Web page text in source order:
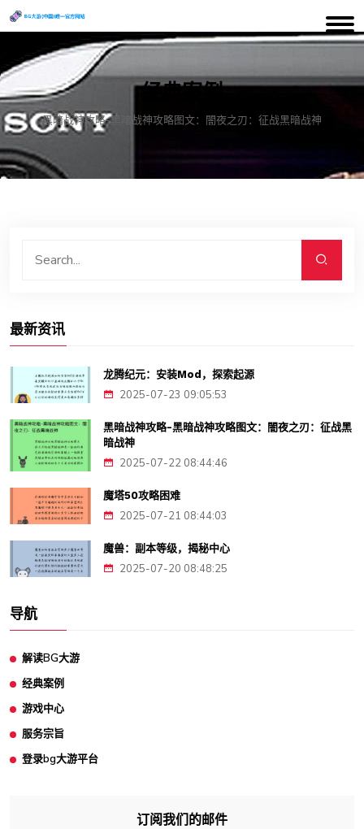
经典案例
黑暗战神攻略-黑暗战神攻略图文：闇夜之刃：征战黑暗战神
最新资讯
龙腾纪元：安装Mod，探索起源
2025-07-23 09:05:53
黑暗战神攻略-黑暗战神攻略图文：闇夜之刃：征战黑
暗战神
2025-07-22 08:44:46
魔塔50攻略困难
2025-07-21 08:44:03
魔兽：副本等级，揭秘中心
2025-07-20 08:48:25
导航
解读BG大游
经典案例
游戏中心
服务宗旨
登录bg大游平台
订阅我们的邮件